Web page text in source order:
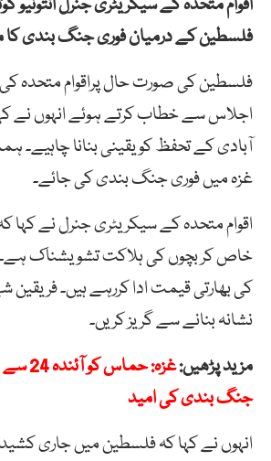
فلسطین کے درمیان فوری جنگ بندی کا
فلسطین کی صورت حال پراقوام متحدہ
اجلاس سے خطاب کرتے ہوئے انہوں نے
آبادی کے تحفظ کو یقینی بنانا چاہیے۔
غزہ میں فوری جنگ بندی کی جائے۔
اقوام متحدہ کے سیکریٹری جنرل نے کہا
خاص کر بچوں کی ہلاکت تشویشناک
کی بھارتی قیمت ادا کررہے ہیں۔ فریقین
نشانہ بنانے سے گریز کریں۔
مزید پڑھیں:
جنگ بندی کی امید
انہوں نے کہا کہ فلسطین میں جاری